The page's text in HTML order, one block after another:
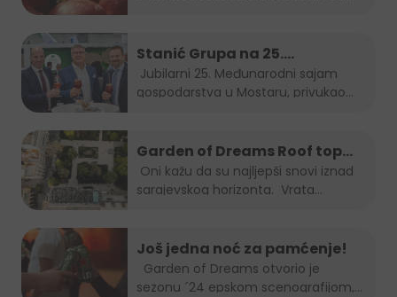
Stanić Grupa na 25.
Međunarodnom sajmu
gospodarstva u Mostaru
gospodarstva u Mostaru, privukao
Garden of Dreams Roof top
Session
sarajevskog horizonta. Vrata...
Još jedna noć za pamćenje!
sezonu ´24 epskom scenografijom,...